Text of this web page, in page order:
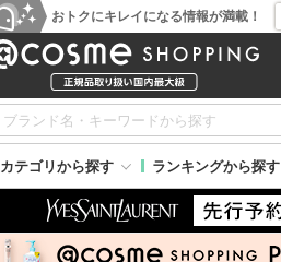
おトクにキレイになる情報が満載！
カテゴリから探す ランキングから探す